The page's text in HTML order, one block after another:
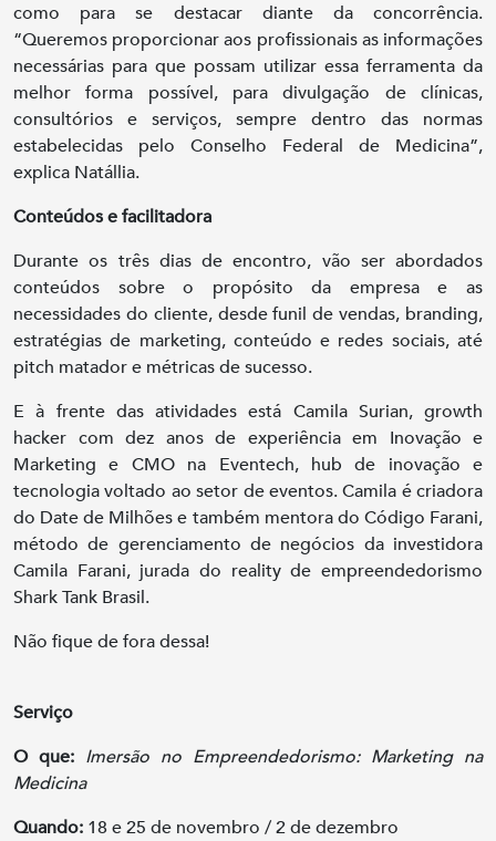
como para se destacar diante da concorrência.
“Queremos proporcionar aos profissionais as informações
necessárias para que possam utilizar essa ferramenta da
melhor forma possível, para divulgação de clínicas,
consultórios e serviços, sempre dentro das normas
estabelecidas pelo Conselho Federal de Medicina”,
explica Natállia.
Conteúdos e facilitadora
Durante os três dias de encontro, vão ser abordados
conteúdos sobre o propósito da empresa e as
necessidades do cliente, desde funil de vendas, branding,
estratégias de marketing, conteúdo e redes sociais, até
pitch matador e métricas de sucesso.
E à frente das atividades está Camila Surian, growth
hacker com dez anos de experiência em Inovação e
Marketing e CMO na Eventech, hub de inovação e
tecnologia voltado ao setor de eventos. Camila é criadora
do Date de Milhões e também mentora do Código Farani,
método de gerenciamento de negócios da investidora
Camila Farani, jurada do reality de empreendedorismo
Shark Tank Brasil.
Não fique de fora dessa!
Serviço
O que: Imersão no Empreendedorismo: Marketing na
Medicina
Quando: 18 e 25 de novembro / 2 de dezembro